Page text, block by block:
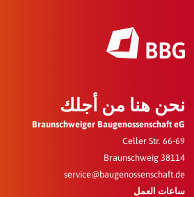
نحن هنا من أجلك
Braunschweiger Baugenossenschaft eG
Celler Str. 66-69
38114 Braunschweig
service@baugenossenschaft.de
ساعات العمل